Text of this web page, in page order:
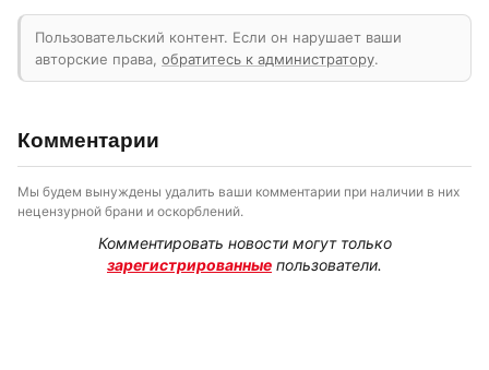
Пользовательский контент. Если он нарушает ваши
авторские права, обратитесь к администратору.
Комментарии
Мы будем вынуждены удалить ваши комментарии при наличии в них
нецензурной брани и оскорблений.
Комментировать новости могут только
зарегистрированные пользователи.